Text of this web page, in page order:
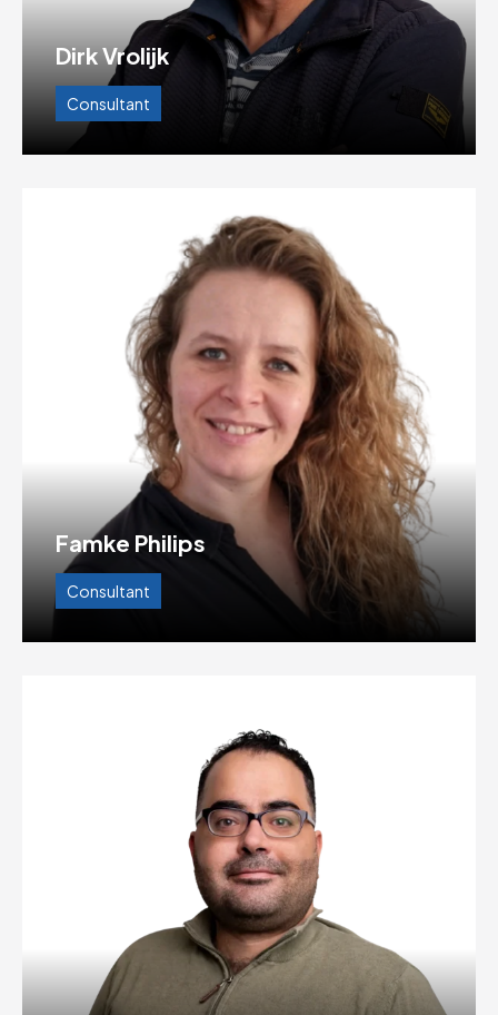
Dirk Vrolijk
Consultant
Famke Philips
Consultant